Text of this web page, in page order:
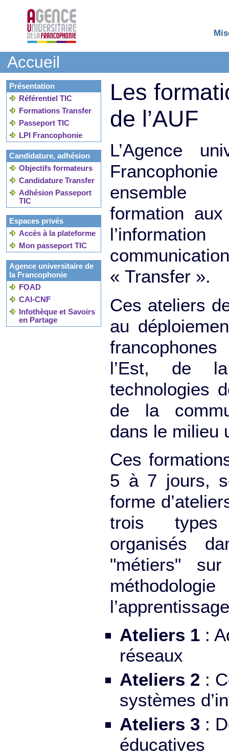
Accueil
Présentation
Référentiel TIC
Formations Transfer
Passeport TIC
LPI Francophonie
Candidature, adhésion
Objectifs formateurs
Candidature Transfer
Adhésion Passeport
TIC
Espaces privés
Accès à la plateforme
Mon passeport TIC
Agence universitaire de
la Francophonie
FOAD
CAI-CNF
Infothèque et Savoirs
en Partage
Les
de l’AUF
L’Agence
ensemble
formation
« Transfer ».
Ces ateliers
au
l’Est, de
technologies
de la
dans le milieu
Ces
5 à 7 jours,
forme
trois
organisés
"métiers"
Ateliers 1:
réseaux
Ateliers 2 :
systèmes
Ateliers 3:
éducatives